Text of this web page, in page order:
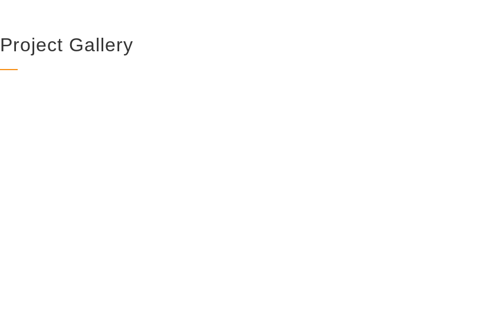
Project Gallery